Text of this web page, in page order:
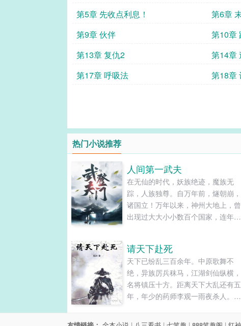
第5章 先收点利息！
第6章
第9章 伙伴
第10章
第13章 复仇2
第14章
第17章 呼吸法
第18章
热门小说推荐
人间第一武夫
在无仙的时代，妖族绝迹，魔族无
踪，人族独尊。自万年前，燧朝崩，
诸国立！万年以来，神州大地上，曾
出现过大大小小数百个国家，连年厮
下秦，武，景，炎，周，靖，蜀，
楚，旸九大霸国。列国纷争，白骨累
累。天子一怒，伏尸百万。姜峰上一
世因救人而亡，被选中，穿越而
来，......
请天下赴死
天下已纷乱三百余年。中原歌舞不
绝，异族厉兵秣马，江湖剑仙纵横，
名将镇压十方。距离天下大乱还有五
年，年少的药师李观一雨夜杀人。终
之下累累白骨，名将，美人，江湖，